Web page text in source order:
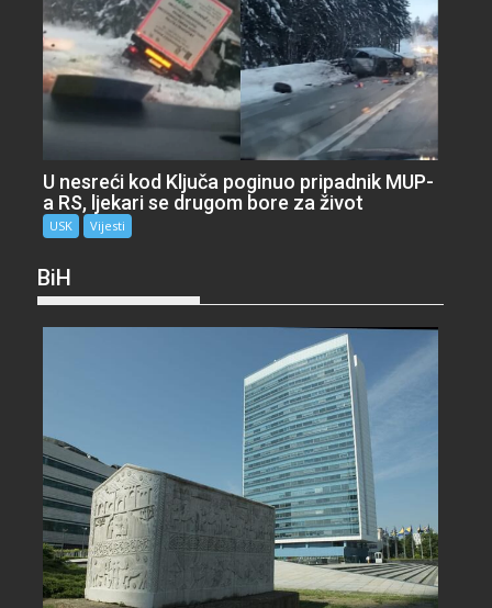
U nesreći kod Ključa poginuo pripadnik MUP-
a RS, ljekari se drugom bore za život
USK Vijesti
BiH